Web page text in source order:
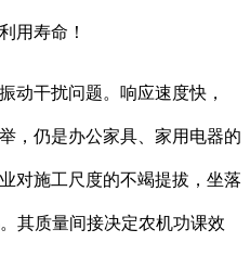
用寿命！
干扰问题。响应速度快，
，仍是办公家具、家用电器的
对施工尺度的不竭提拔，坐落
其质量间接决定农机功课效